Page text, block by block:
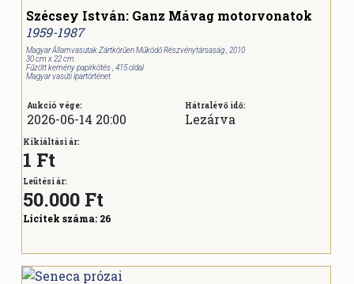
Szécsey István: Ganz Mávag motorvonatok
1959-1987
Magyar Államvasutak Zártkörűen Működő Részvénytársaság , 2010
30 cm x 22 cm
Fűzött kemény papírkötés , 415 oldal
Magyar vasúti ipartörténet
Aukció vége:
2026-06-14 20:00
Hátralévő idő:
Lezárva
Kikiáltási ár:
1 Ft
Leütési ár:
50.000 Ft
Licitek száma: 26